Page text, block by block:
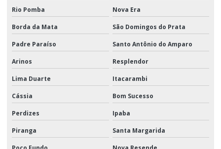
Rio Pomba Nova Era
Borda da Mata São Domingos do Prata
Padre Paraíso Santo Antônio do Amparo
Arinos Resplendor
Lima Duarte Itacarambi
Cássia Bom Sucesso
Perdizes Ipaba
Piranga Santa Margarida